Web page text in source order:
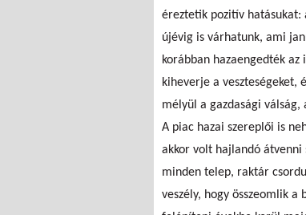
éreztetik pozitív hatásukat:
újévig is várhatunk, ami
korábban hazaengedték
kiheverje a veszteségeket,
mélyül a gazdasági
A piac hazai szereplői is
akkor volt hajlandó
minden telep, raktár
veszély, hogy összeomlik